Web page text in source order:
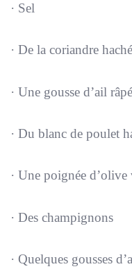
· Sel
· De la coriandre
· Une gousse d’ail
· Du blanc de poulet
· Une poignée
· Des champignons
· Quelques gousses